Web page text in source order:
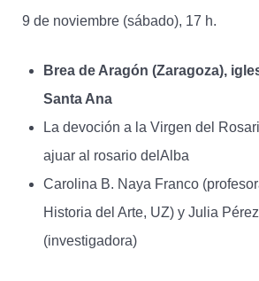
9 de noviembre (sábado), 17 h.
Brea de Aragón (Zaragoza),
Santa Ana
La devoción a la Virgen del
ajuar al rosario delAlba
Carolina B. Naya Franco
Historia del Arte, UZ) y Julia
(investigadora)